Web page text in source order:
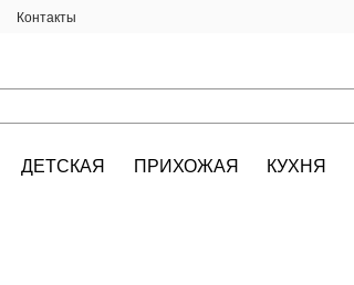
Контакты
ДЕТСКАЯ ПРИХОЖАЯ КУХНЯ